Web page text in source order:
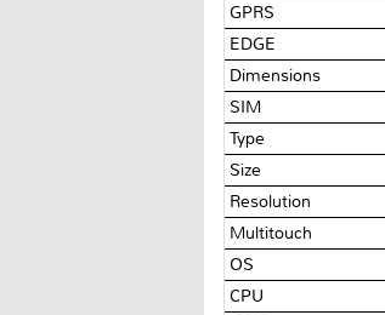
GPRS
EDGE
Dimensions
SIM
Type
Size
Resolution
Multitouch
OS
CPU